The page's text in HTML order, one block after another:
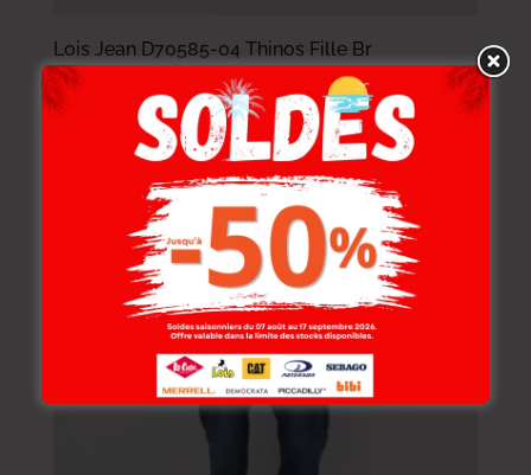
Lois Jean D70585-04 Thinos Fille Br
89.000 109.000DT
– 76.300DT